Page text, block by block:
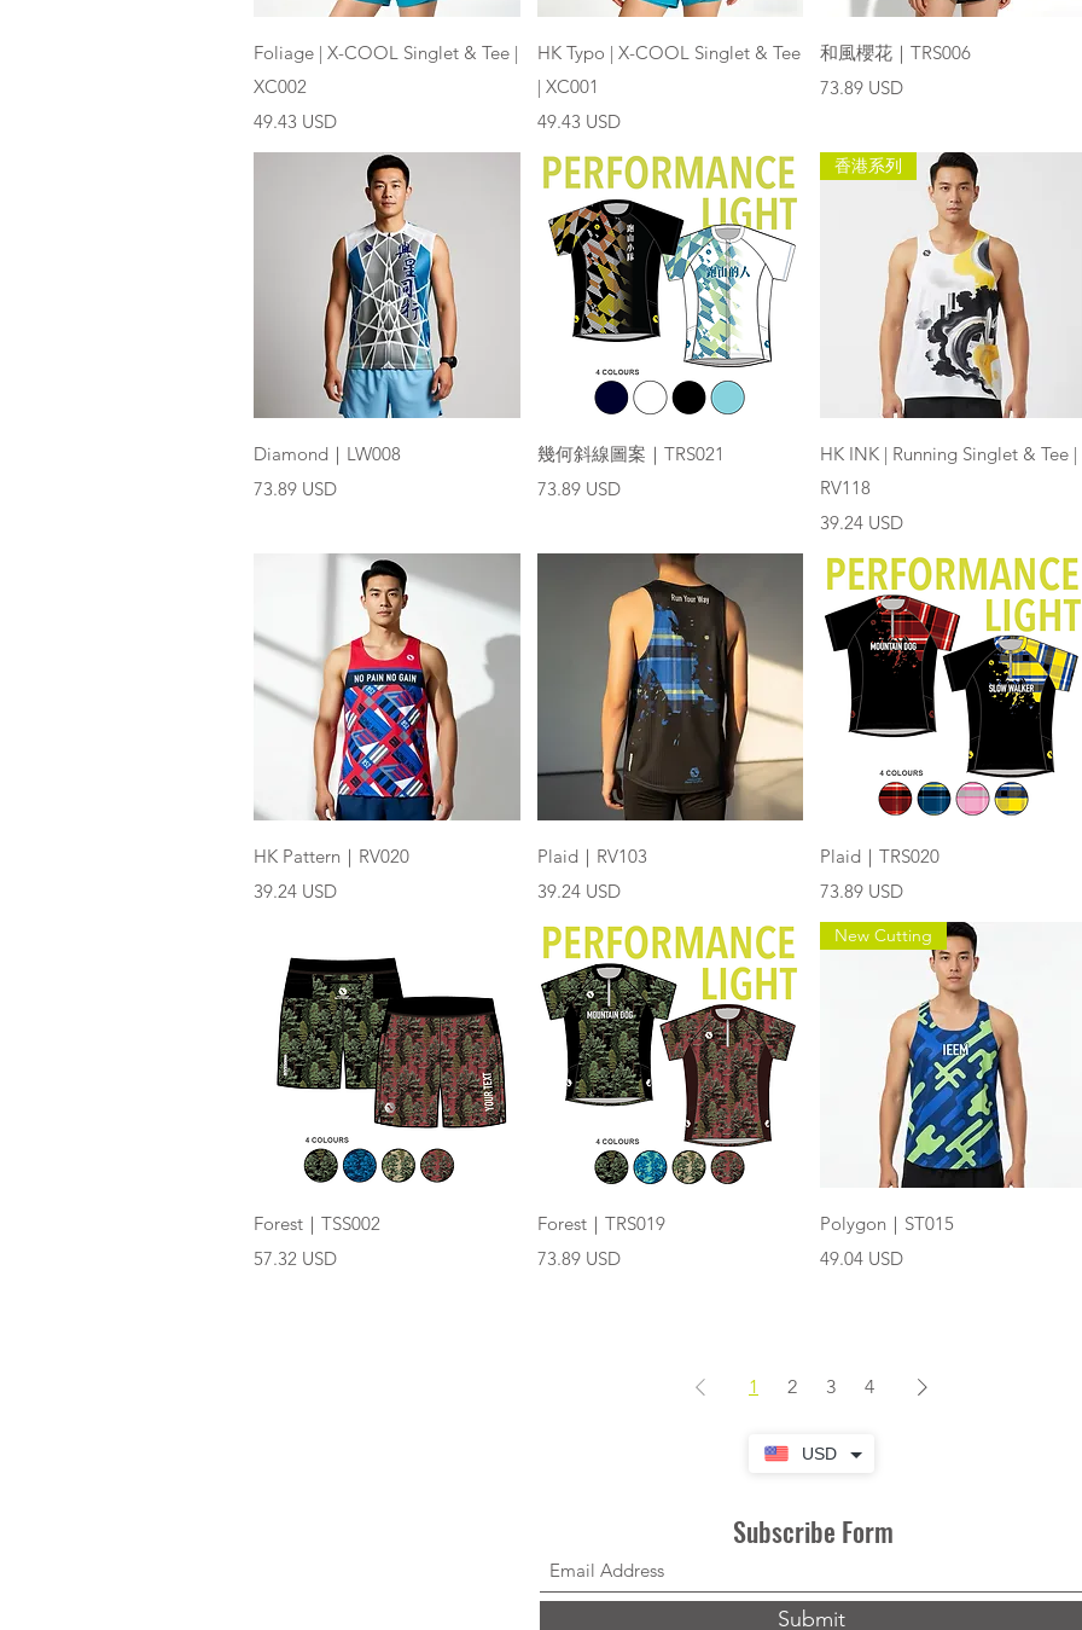
快速瀏覽
Foliage | X-COOL Singlet & Tee |
XC002
價格
49.43 USD
快速瀏覽
HK Typo | X-COOL Singlet & Tee
| XC001
價格
49.43 USD
快速瀏覽
和風櫻花｜TRS006
價格
73.89 USD
快速瀏覽
Diamond｜LW008
價格
73.89 USD
快速瀏覽
幾何斜線圖案｜TRS021
價格
73.89 USD
快速瀏覽
香港系列
HK INK | Running Singlet & Tee |
RV118
價格
39.24 USD
快速瀏覽
HK Pattern｜RV020
價格
39.24 USD
快速瀏覽
Plaid｜RV103
價格
39.24 USD
快速瀏覽
Plaid｜TRS020
價格
73.89 USD
快速瀏覽
Forest｜TSS002
價格
57.32 USD
快速瀏覽
Forest｜TRS019
價格
73.89 USD
快速瀏覽
New Cutting
Polygon｜ST015
價格
49.04 USD
1 2 3 4
USD
Subscribe Form
Submit